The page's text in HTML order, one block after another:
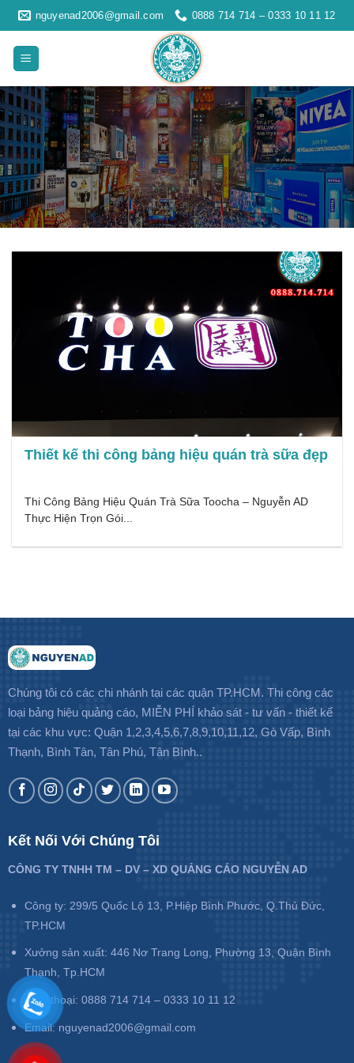
Skip
to
content
nguyenad2006@gmail.com 0888 714 714 – 0333 10 11 12
Thiết kế thi công bảng hiệu quán trà sữa đẹp
Thi Công Bảng Hiệu Quán Trà Sữa Toocha – Nguyễn AD
Thực Hiện Trọn Gói...
Chúng tôi có các chi nhánh tại các quận TP.HCM. Thi công các
loại bảng hiệu quảng cáo, MIỄN PHÍ khảo sát - tư vấn - thiết kế
tại các khu vực: Quận 1,2,3,4,5,6,7,8,9,10,11,12, Gò Vấp, Bình
Thạnh, Bình Tân, Tân Phú, Tân Bình..
Kết Nối Với Chúng Tôi
CÔNG TY TNHH TM – DV – XD QUẢNG CÁO NGUYỄN AD
Công ty: 299/5 Quốc Lộ 13, P.Hiệp Bình Phước, Q.Thủ Đức,
TP.HCM
Xưởng sản xuất: 446 Nơ Trang Long, Phường 13, Quận Bình
Thạnh, Tp.HCM
Điện thoại: 0888 714 714 – 0333 10 11 12
Email: nguyenad2006@gmail.com